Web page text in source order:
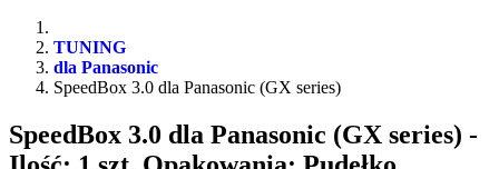
TUNING
dla Panasonic
SpeedBox 3.0 dla Panasonic (GX series)
SpeedBox 3.0 dla Panasonic (GX series) -